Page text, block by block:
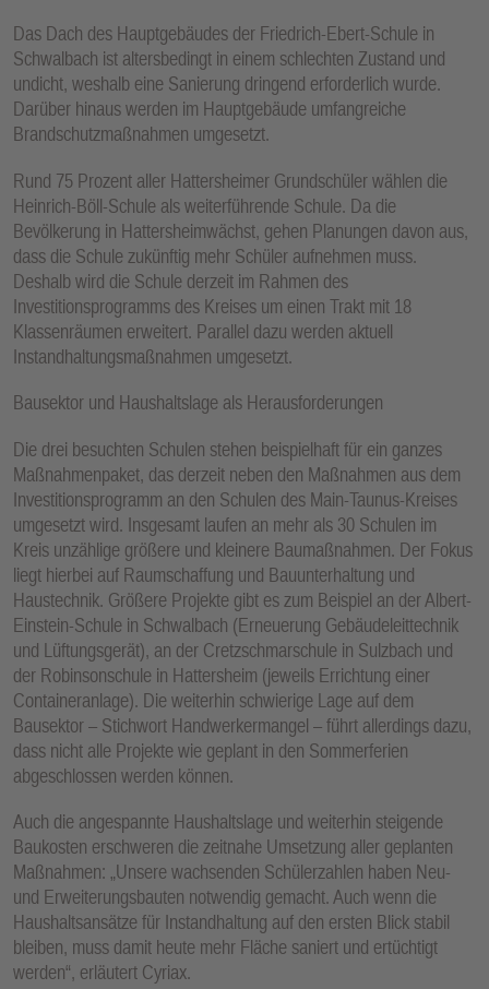
Das Dach des Hauptgebäudes der Friedrich-Ebert-Schule in
Schwalbach ist altersbedingt in einem schlechten Zustand und
undicht, weshalb eine Sanierung dringend erforderlich wurde.
Darüber hinaus werden im Hauptgebäude umfangreiche
Brandschutzmaßnahmen umgesetzt.
Rund 75 Prozent aller Hattersheimer Grundschüler wählen die
Heinrich‐Böll‐Schule als weiterführende Schule. Da die
Bevölkerung in Hattersheimwächst, gehen Planungen davon aus,
dass die Schule zukünftig mehr Schüler aufnehmen muss.
Deshalb wird die Schule derzeit im Rahmen des
Investitionsprogramms des Kreises um einen Trakt mit 18
Klassenräumen erweitert. Parallel dazu werden aktuell
Instandhaltungsmaßnahmen umgesetzt.
Bausektor und Haushaltslage als Herausforderungen
Die drei besuchten Schulen stehen beispielhaft für ein ganzes
Maßnahmenpaket, das derzeit neben den Maßnahmen aus dem
Investitionsprogramm an den Schulen des Main-Taunus-Kreises
umgesetzt wird. Insgesamt laufen an mehr als 30 Schulen im
Kreis unzählige größere und kleinere Baumaßnahmen. Der Fokus
liegt hierbei auf Raumschaffung und Bauunterhaltung und
Haustechnik. Größere Projekte gibt es zum Beispiel an der Albert-
Einstein-Schule in Schwalbach (Erneuerung Gebäudeleittechnik
und Lüftungsgerät), an der Cretzschmarschule in Sulzbach und
der Robinsonschule in Hattersheim (jeweils Errichtung einer
Containeranlage). Die weiterhin schwierige Lage auf dem
Bausektor – Stichwort Handwerkermangel – führt allerdings dazu,
dass nicht alle Projekte wie geplant in den Sommerferien
abgeschlossen werden können.
Auch die angespannte Haushaltslage und weiterhin steigende
Baukosten erschweren die zeitnahe Umsetzung aller geplanten
Maßnahmen: „Unsere wachsenden Schülerzahlen haben Neu‐
und Erweiterungsbauten notwendig gemacht. Auch wenn die
Haushaltsansätze für Instandhaltung auf den ersten Blick stabil
bleiben, muss damit heute mehr Fläche saniert und ertüchtigt
werden“, erläutert Cyriax.